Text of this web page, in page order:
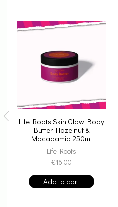
Life Roots Skin Glow Body
Butter Hazelnut &
Macadamia 250ml
Life Roots
€16.00
Add to cart